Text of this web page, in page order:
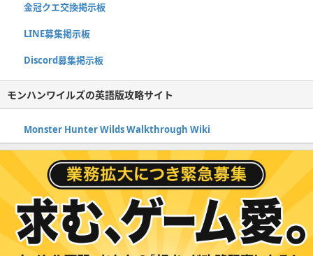
金冠クエ交換掲示板
LINE募集掲示板
Discord募集掲示板
モンハンワイルズの英語版攻略サイト
Monster Hunter Wilds Walkthrough Wiki